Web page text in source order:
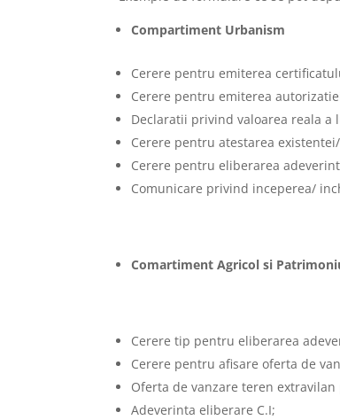
Compartiment Urbanism
Cerere pentru emiterea
Cerere pentru emiterea
Declaratii privind valoarea reala
Cerere pentru atestarea
Cerere pentru eliberarea
Comunicare privind inceperea/
Comartiment Agricol si
Cerere tip pentru eliberarea
Cerere pentru afisare oferta de
Oferta de vanzare teren
Adeverinta eliberare C.I;